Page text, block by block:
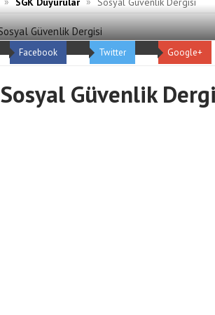
Facebook Twitter Google+
Sosyal Güvenlik